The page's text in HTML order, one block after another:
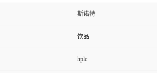
斯诺特
饮品
hplc